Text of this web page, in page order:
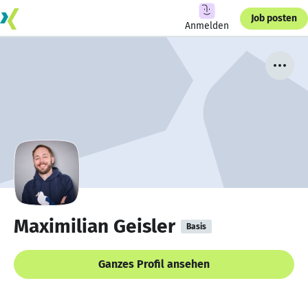
Anmelden
Job posten
Maximilian Geisler Basis
Ganzes Profil ansehen